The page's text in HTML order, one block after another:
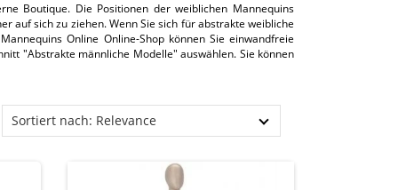
Boutique. Die Positionen der weiblichen Mannequins
auf sich zu ziehen. Wenn Sie sich für abstrakte weibliche
Online Online-Shop können Sie einwandfreie
"Abstrakte männliche Modelle" auswählen. Sie können
Sortiert nach: Relevance